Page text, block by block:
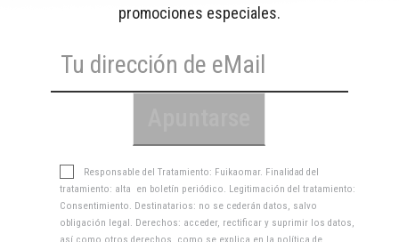
promociones especiales.
Responsable del Tratamiento: Fuikaomar. Finalidad del
tratamiento: alta en boletín periódico. Legitimación del tratamiento:
Consentimiento. Destinatarios: no se cederán datos, salvo
obligación legal. Derechos: acceder, rectificar y suprimir los datos,
así como otros derechos, como se explica en la política de